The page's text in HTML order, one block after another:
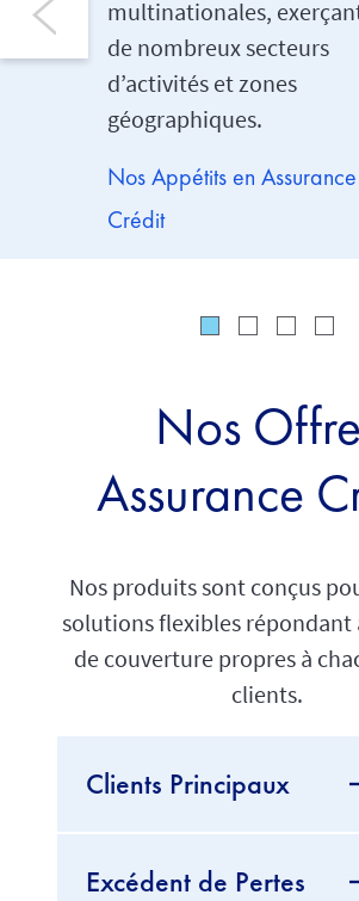
multinationales,
de nombreux secteurs
d’activités et zones
géographiques.
Nos Appétits en Assurance
Crédit
Nos
Assurance
Nos produits sont conçus
solutions flexibles répondant
de couverture propres à
clients.
Clients Principaux
Excédent de Pertes